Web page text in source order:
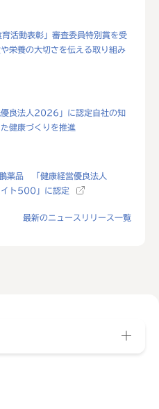
活動表彰」審査委員特別賞を受
栄養の大切さを伝える取り組み
良法人2026」に認定自社の知
健康づくりを推進
薬品 「健康経営優良法人
ト500」に認定
最新のニュースリリース一覧